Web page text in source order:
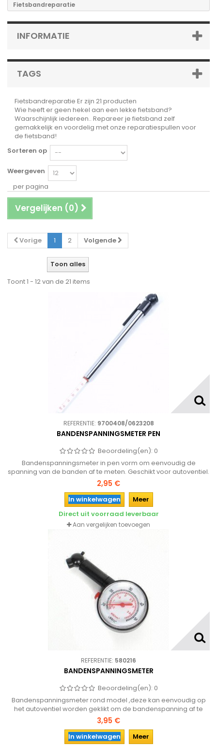
Fietsbandreparatie
INFORMATIE
TAGS
Fietsbandreparatie Er zijn 21 producten
Wie heeft er geen hekel aan een lekke fietsband?
Waarschijnlijk iedereen.. Repareer je fietsband zelf
gemakkelijk en voordelig met onze reparatiespullen voor
de fietsband!
Sorteren op
Weergeven
per pagina
Vergelijken (0)
Vorige 1 2 Volgende
Toon alles
Toont 1 - 12 van de 21 items
REFERENTIE: 9700408/0623208
BANDENSPANNINGSMETER PEN
Beoordeling(en): 0
Bandenspanningsmeter in pen vorm om eenvoudig de
spanning van de banden af te meten. Geschikt voor autoventiel.
Een goede bandenspanning zorgt voor minder slijtage van de
banden en een lager brandstofverbruik!
2,95 €
In winkelwagen
Meer
Direct uit voorraad leverbaar
Aan vergelijken toevoegen
REFERENTIE: 580216
BANDENSPANNINGSMETER
Beoordeling(en): 0
Bandenspanningsmeter rond model ,deze kan eenvoudig op
het autoventiel worden geklikt om de bandenspanning af te
lezen. Bespaar eenvoudig brandstof en voorkom onnodige
slijtage aan de banden!
3,95 €
In winkelwagen Meer